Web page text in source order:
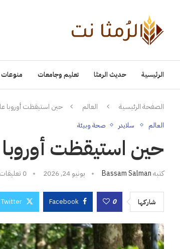
الرئيسية حديث الرمثا تعليم وجامعات منوعات
الصفحة الرئيسية العالم حين استيقظت
العالم سلايدر صحة وبيئة
حين استيقظت
كتبهBassam Salman يونيو 24, 2026 0 تعليقات
شاركها 0
Facebook
Twitter